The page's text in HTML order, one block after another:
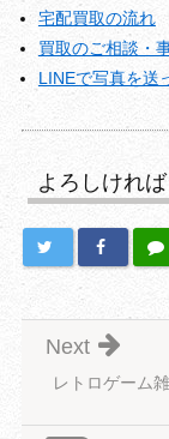
宅配買取の流れ
買取のご相談・
LINEで写真を送
よろしけれ
レトロゲーム
Next